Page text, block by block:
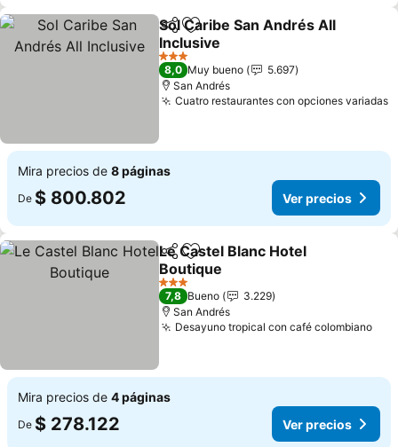
CompartirAgregar a favoritos
Sol Caribe San Andrés All
Inclusive
Ver precios
3 Estrellas
8,0 Muy bueno
5.697
San Andrés
Cuatro restaurantes con opciones variadas
Mira precios de 8 páginas
De $ 800.802 Ver precios
CompartirAgregar a favoritos
Le Castel Blanc Hotel
Boutique
Ver precios
3 Estrellas
7,8 Bueno
3.229
San Andrés
Desayuno tropical con café colombiano
Mira precios de 4 páginas
De $ 278.122 Ver precios